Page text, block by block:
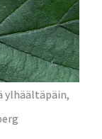
ylhäältäpäin,